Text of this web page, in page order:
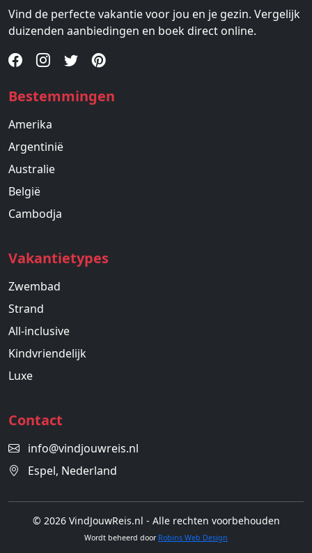
Vind de perfecte vakantie voor jou en je gezin. Vergelijk
duizenden aanbiedingen en boek direct online.
Bestemmingen
Amerika
Argentinië
Australie
België
Cambodja
Vakantietypes
Zwembad
Strand
All-inclusive
Kindvriendelijk
Luxe
Contact
info@vindjouwreis.nl
Espel, Nederland
© 2026 VindJouwReis.nl - Alle rechten voorbehouden
Wordt beheerd door Robins Web Design